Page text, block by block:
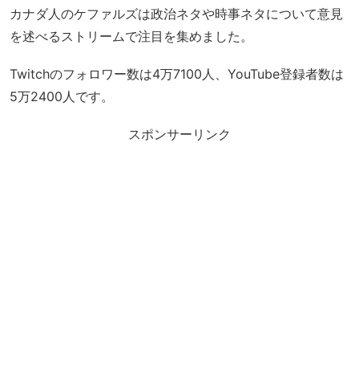
カナダ人のケファルズは政治ネタや時事ネタについて意見
を述べるストリームで注目を集めました。
Twitchのフォロワー数は4万7100人、YouTube登録者数は
5万2400人です。
スポンサーリンク